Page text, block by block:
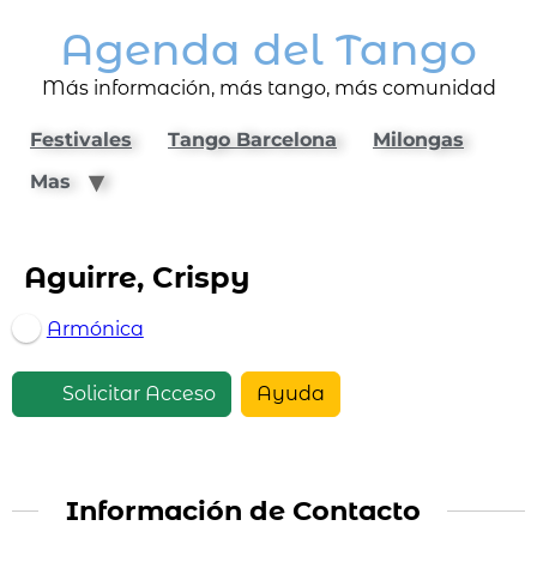
Agenda del Tango
Más información, más tango, más comunidad
Festivales Tango Barcelona
Milongas
Mas
Aguirre, Crispy
Armónica
Solicitar Acceso Ayuda
Información de Contacto